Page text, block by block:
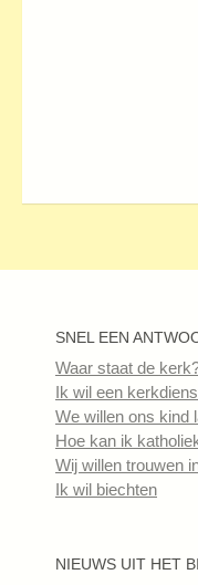
SNEL EEN
Waar staat de
Ik wil een
We willen ons kind
Hoe kan ik
Wij willen trouwen
Ik wil biechten
NIEUWS UIT HET